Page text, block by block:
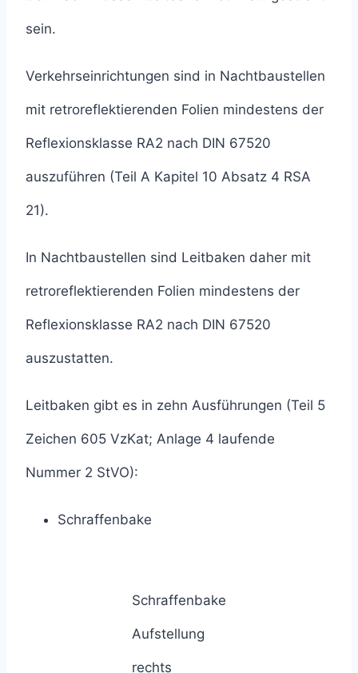
sein.
Verkehrseinrichtungen sind in Nachtbaustellen
mit retroreflektierenden Folien mindestens der
Reflexionsklasse RA2 nach DIN 67520
auszuführen (Teil A Kapitel 10 Absatz 4 RSA
21).
In Nachtbaustellen sind Leitbaken daher mit
retroreflektierenden Folien mindestens der
Reflexionsklasse RA2 nach DIN 67520
auszustatten.
Leitbaken gibt es in zehn Ausführungen (Teil 5
Zeichen 605 VzKat; Anlage 4 laufende
Nummer 2 StVO):
Schraffenbake
Schraffenbake
Aufstellung
rechts